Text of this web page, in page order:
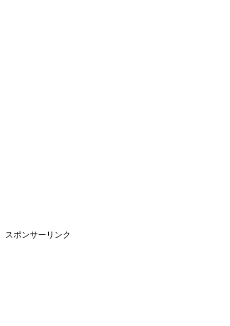
スポンサーリンク